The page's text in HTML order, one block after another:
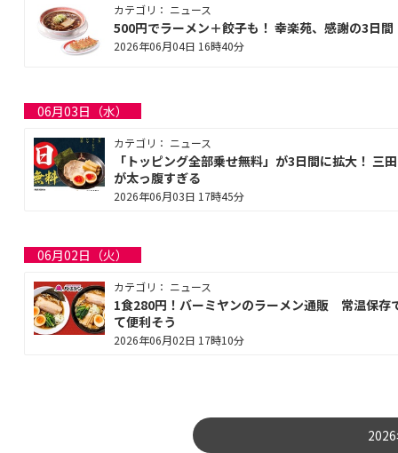
カテゴリ： ニュース
500円でラーメン＋餃子も！ 幸楽苑、感謝の3日間
2026年06月04日 16時40分
06月03日（水）
カテゴリ： ニュース
「トッピング全部乗せ無料」が3日間に拡大！ 三
が太っ腹すぎる
2026年06月03日 17時45分
06月02日（火）
カテゴリ： ニュース
1食280円！バーミヤンのラーメン通販 常温保存
て便利そう
2026年06月02日 17時10分